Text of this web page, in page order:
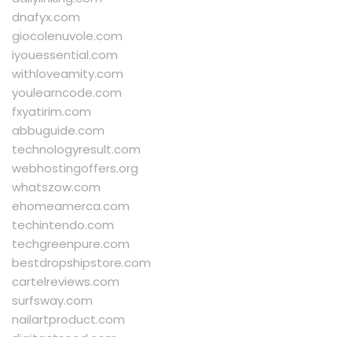
dnafyx.com
giocolenuvole.com
iyouessential.com
withloveamity.com
youlearncode.com
fxyatirim.com
abbuguide.com
technologyresult.com
webhostingoffers.org
whatszow.com
ehomeamerca.com
techintendo.com
techgreenpure.com
bestdropshipstore.com
cartelreviews.com
surfsway.com
nailartproduct.com